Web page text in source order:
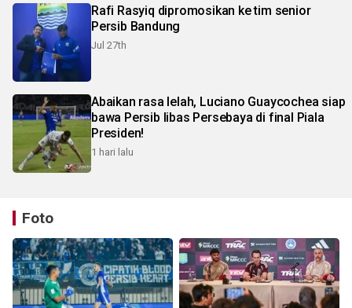
Rafi Rasyiq dipromosikan ke tim senior
Persib Bandung
Jul 27th
Abaikan rasa lelah, Luciano Guaycochea siap
bawa Persib libas Persebaya di final Piala
Presiden!
1 hari lalu
Foto